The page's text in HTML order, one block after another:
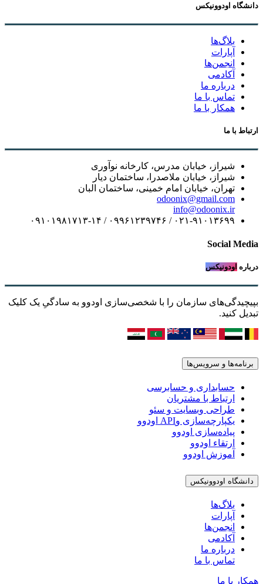
دانشگاه اودوونیکس
بلاگ‌ها
آپارات
انجمن‌ها
آکادمی
درباره ما
تماس با ما
همکار با ما
ارتباط با ما
شیراز، خیابان مدرس، کارخانه نوآوری
شیراز، خیابان ملاصدرا، ساختمان دیار
تهران، خیابان امام خمینی، ساختمان البان
odoonix@gmail.com
info@odoonix.ir
۰۲۱-۹۱۰۱۳۶۹۹ / ۰۹۹۶۱۲۳۹۷۴۶ / ۰۹۱۰۱۹۸۱۷۱۳-۱۴
Social Media
درباره اودونیکس
بپیچیدگی‌های سازمان را با شخصی‌سازی اودوو به سادگیِ یک کلیک
تبدیل کنید.
برنامه‌ها و سرویس‌ها
حسابداری و حسابرسی
ارتباط با مشتریان
طراحی وبسایت و سئو
یکپارچه‌سازی وAPI اودوو
پیاده‌سازی اودوو
ارتقاء اودوو
آموزش اودوو
دانشگاه اودوونیکس
بلاگ‌ها
آپارات
انجمن‌ها
آکادمی
درباره ما
تماس با ما
همکار با ما